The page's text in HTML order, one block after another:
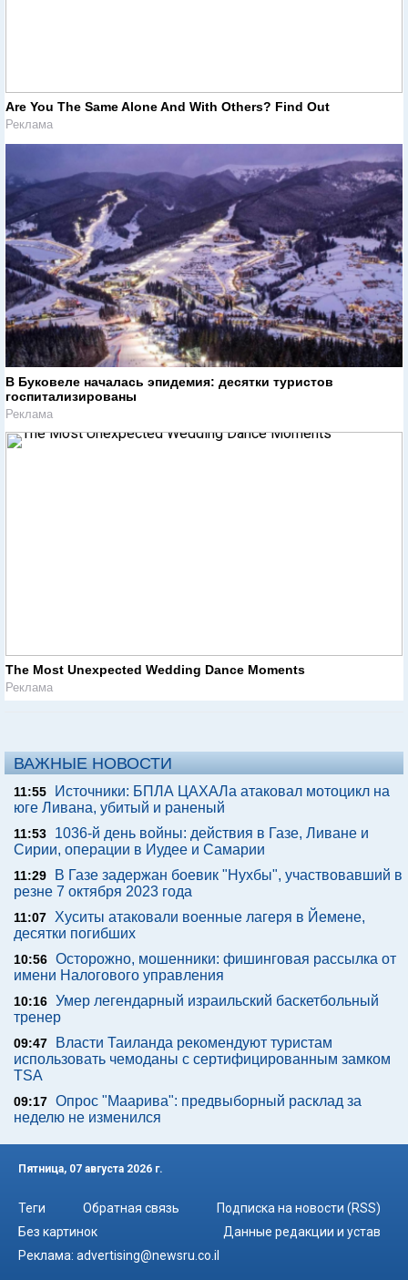
Are You The Same Alone And With Others? Find Out
Реклама
В Буковеле началась эпидемия: десятки туристов
госпитализированы
Реклама
The Most Unexpected Wedding Dance Moments
Реклама
ВАЖНЫЕ НОВОСТИ
11:55
Источники: БПЛА ЦАХАЛа атаковал мотоцикл на
юге Ливана, убитый и раненый
11:53
1036-й день войны: действия в Газе, Ливане и
Сирии, операции в Иудее и Самарии
11:29
В Газе задержан боевик "Нухбы", участвовавший в
резне 7 октября 2023 года
11:07 Хуситы атаковали военные лагеря в Йемене,
десятки погибших
10:56 Осторожно, мошенники: фишинговая рассылка от
имени Налогового управления
10:16 Умер легендарный израильский баскетбольный
тренер
09:47
Власти Таиланда рекомендуют туристам
использовать чемоданы с сертифицированным замком
TSA
09:17 Опрос "Mаарива": предвыборный расклад за
неделю не изменился
Пятница, 07 августа 2026 г.
Теги Обратная связь
Подписка на новости (RSS)
Без картинок
Данные редакции и устав
Реклама: advertising@newsru.co.il